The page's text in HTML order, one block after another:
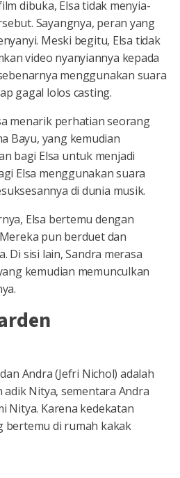
dibuka, Elsa tidak menyia-
Sayangnya, peran yang
Meski begitu, Elsa tidak
video nyanyiannya kepada
menggunakan suara
gagal lolos casting.
menarik perhatian seorang
Bayu, yang kemudian
bagi Elsa untuk menjadi
Elsa menggunakan suara
di dunia musik.
Elsa bertemu dengan
pun berduet dan
Di sisi lain, Sandra merasa
kemudian memunculkan
Andra (Jefri Nichol) adalah
adik Nitya, sementara Andra
Nitya. Karena kedekatan
bertemu di rumah kakak